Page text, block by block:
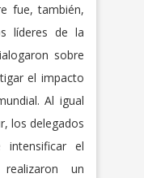
fue, también,
líderes de la
sobre
el impacto
Al igual
los delegados
intensificar el
un